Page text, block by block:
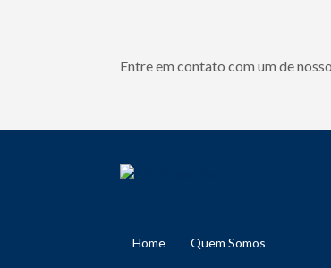
Entre em contato com um de
Home Quem Somos